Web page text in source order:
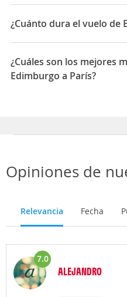
Las compañías que vuelan
Air France, Flybe, Easyjet
¿Cuánto dura el vuelo de
La duración media para
es 01:50
¿Cuáles son los mejores
Edimburgo a París?
Opiniones de
Relevancia Fecha
7.0
ALEJANDRO